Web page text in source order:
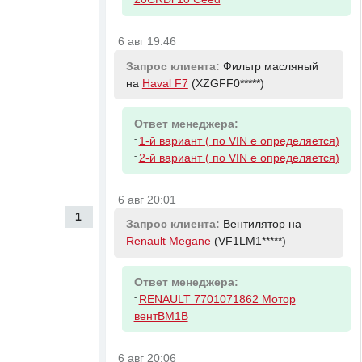
1
6 авг 19:46
Запрос клиента: Фильтр масляный
на Haval F7 (XZGFF0*****)
Ответ менеджера:
- 1-й вариант ( по VIN е определяется)
- 2-й вариант ( по VIN е определяется)
6 авг 20:01
Запрос клиента: Вентилятор на
Renault Megane(VF1LM1*****)
Ответ менеджера:
- RENAULT 7701071862 Мотор
вентBM1B
6 авг 20:06